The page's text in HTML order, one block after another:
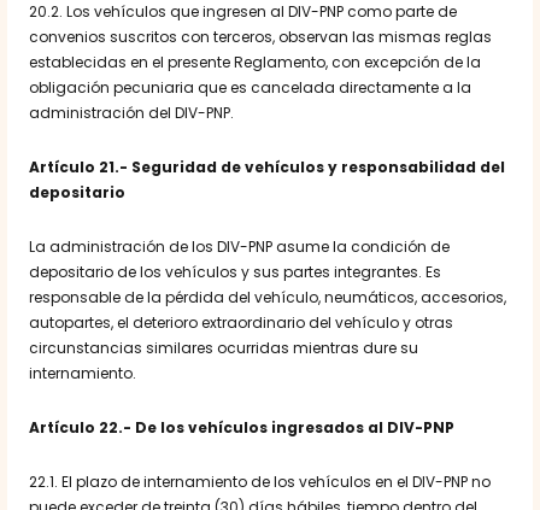
20.2. Los vehículos que ingresen al DIV-PNP como parte de
convenios suscritos con terceros, observan las mismas reglas
establecidas en el presente Reglamento, con excepción de la
obligación pecuniaria que es cancelada directamente a la
administración del DIV-PNP.
Artículo 21.- Seguridad de vehículos y responsabilidad del
depositario
La administración de los DIV-PNP asume la condición de
depositario de los vehículos y sus partes integrantes. Es
responsable de la pérdida del vehículo, neumáticos, accesorios,
autopartes, el deterioro extraordinario del vehículo y otras
circunstancias similares ocurridas mientras dure su
internamiento.
Artículo 22.- De los vehículos ingresados al DlV-PNP
22.1. El plazo de internamiento de los vehículos en el DIV-PNP no